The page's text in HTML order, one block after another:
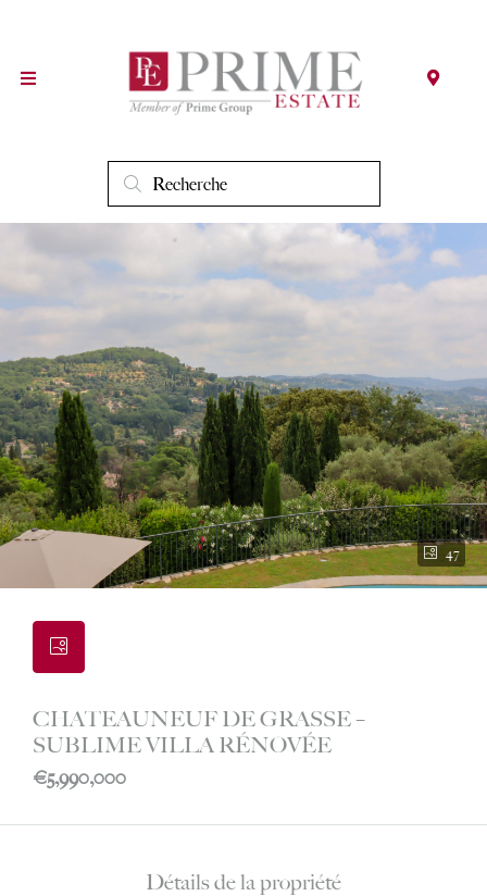
47
CHATEAUNEUF DE GRASSE –
SUBLIME VILLA RÉNOVÉE
€5,990,000
Détails de la propriété